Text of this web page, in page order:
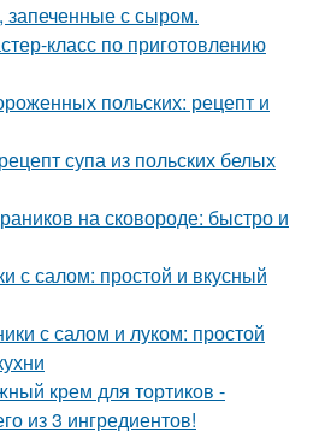
с сыром.
класс по приготовлению
польских: рецепт и
супа из польских белых
на сковороде: быстро и
с салом: простой и вкусный
с салом и луком: простой
крем для тортиков -
из 3 ингредиентов!